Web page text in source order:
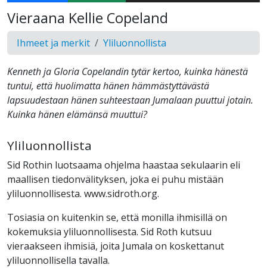
Vieraana Kellie Copeland
Ihmeet ja merkit Yliluonnollista
Kenneth ja Gloria Copelandin tytär kertoo, kuinka hänestä
tuntui, että huolimatta hänen hämmästyttävästä
lapsuudestaan hänen suhteestaan Jumalaan puuttui jotain​​.
Kuinka hänen elämänsä muuttui?
Yliluonnollista
Sid Rothin luotsaama ohjelma haastaa sekulaarin eli
maallisen tiedonvälityksen, joka ei puhu mistään
yliluonnollisesta. www.sidroth.org.
Tosiasia on kuitenkin se, että monilla ihmisillä on
kokemuksia yliluonnollisesta. Sid Roth kutsuu
vieraakseen ihmisiä, joita Jumala on koskettanut
yliluonnollisella tavalla.